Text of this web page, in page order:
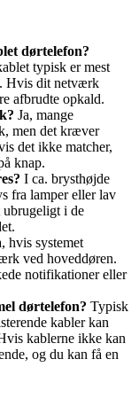
dørtelefon?
typisk er mest
Hvis dit netværk
afbrudte opkald.
Ja, mange
men det kræver
det ikke matcher,
knap.
I ca. brysthøjde
fra lamper eller lav
ubrugeligt i de
hvis systemet
ved hoveddøren.
notifikationer eller
dørtelefon? Typisk
kabler kan
kablerne ikke kan
og du kan få en